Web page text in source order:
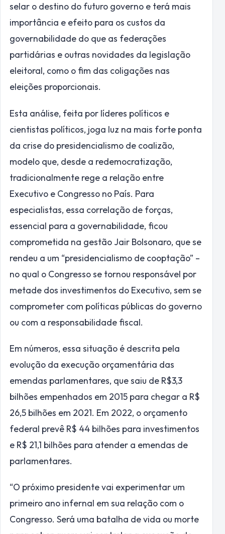
selar o destino do futuro governo e terá mais
importância e efeito para os custos da
governabilidade do que as federações
partidárias e outras novidades da legislação
eleitoral, como o fim das coligações nas
eleições proporcionais.
Esta análise, feita por líderes políticos e
cientistas políticos, joga luz na mais forte ponta
da crise do presidencialismo de coalizão,
modelo que, desde a redemocratização,
tradicionalmente rege a relação entre
Executivo e Congresso no País. Para
especialistas, essa correlação de forças,
essencial para a governabilidade, ficou
comprometida na gestão Jair Bolsonaro, que se
rendeu a um “presidencialismo de cooptação” –
no qual o Congresso se tornou responsável por
metade dos investimentos do Executivo, sem se
comprometer com políticas públicas do governo
ou com a responsabilidade fiscal.
Em números, essa situação é descrita pela
evolução da execução orçamentária das
emendas parlamentares, que saiu de R$3,3
bilhões empenhados em 2015 para chegar a R$
26,5 bilhões em 2021. Em 2022, o orçamento
federal prevê R$ 44 bilhões para investimentos
e R$ 21,1 bilhões para atender a emendas de
parlamentares.
“O próximo presidente vai experimentar um
primeiro ano infernal em sua relação com o
Congresso. Será uma batalha de vida ou morte